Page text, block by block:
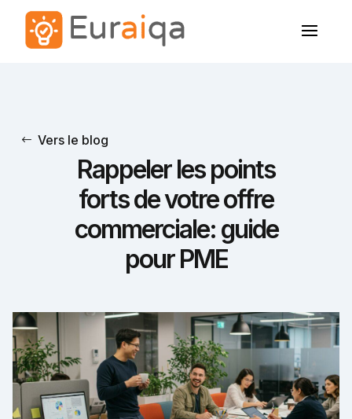
Vers le blog
Rappeler les points
forts de votre offre
commerciale: guide
pour PME